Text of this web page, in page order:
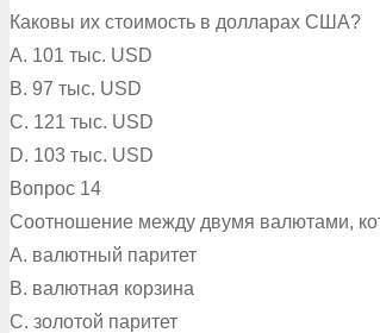
Каковы их стоимость в долларах США?
A. 101 тыс. USD
B. 97 тыс. USD
C. 121 тыс. USD
D. 103 тыс. USD
Вопрос 14
Соотношение между двумя валютами,
A. валютный паритет
B. валютная корзина
C. золотой паритет